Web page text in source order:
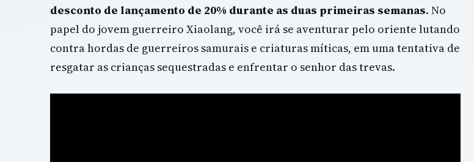
desconto de lançamento de 20% durante as duas primeiras semanas. No
papel do jovem guerreiro Xiaolang, você irá se aventurar pelo oriente lutando
contra hordas de guerreiros samurais e criaturas míticas, em uma tentativa de
resgatar as crianças sequestradas e enfrentar o senhor das trevas.